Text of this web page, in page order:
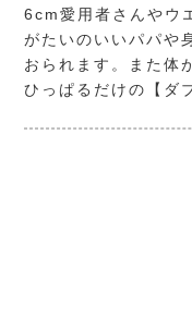
6cm愛用者さんやウ
がたいのいいパパや
おられます。また体
ひっぱるだけの【ダ